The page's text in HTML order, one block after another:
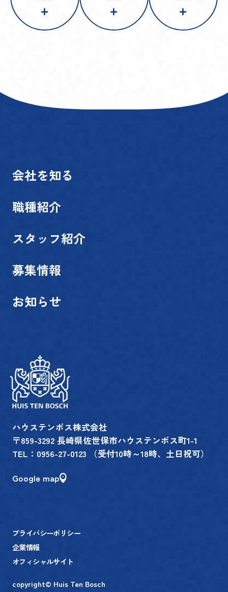
会社を知る
職種紹介
スタッフ紹介
募集情報
お知らせ
ハウステンボス株式会社
〒859-3292 長崎県佐世保市ハウステンボス町1-1
TEL： 0956-27-0123 （受付10時～18時、土日祝可）
Google map
プライバシーポリシー
企業情報
オフィシャルサイト
copyright© Huis Ten Bosch